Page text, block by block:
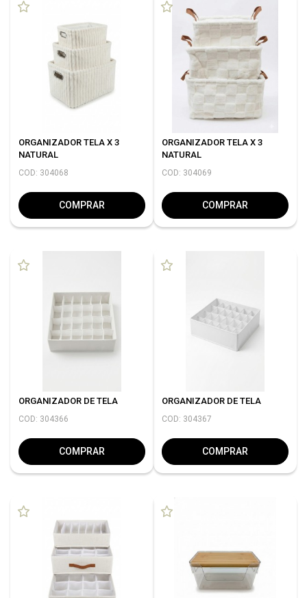
ORGANIZADOR TELA X 3
NATURAL
COD: 304068
COMPRAR
ORGANIZADOR TELA X 3
NATURAL
COD: 304069
COMPRAR
ORGANIZADOR DE TELA
COD: 304366
COMPRAR
ORGANIZADOR DE TELA
COD: 304367
COMPRAR